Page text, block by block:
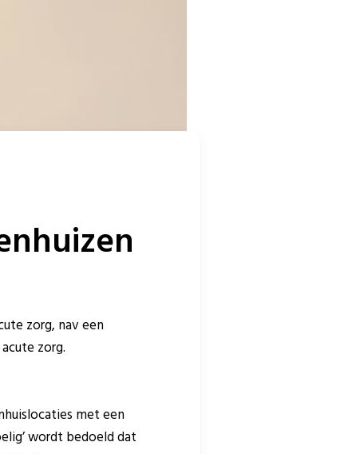
zorg, nav een
zorg.
met een
wordt bedoeld dat